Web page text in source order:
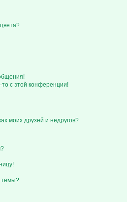
с этой конференции!
моих друзей и недругов?
темы?